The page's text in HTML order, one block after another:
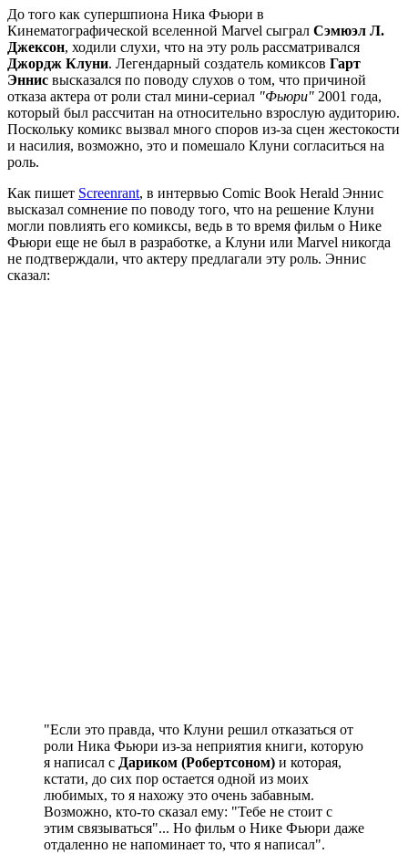
До того как супершпиона Ника Фьюри в
Кинематографической вселенной Marvel сыграл Сэмюэл Л.
Джексон, ходили слухи, что на эту роль рассматривался
Джордж Клуни. Легендарный создатель комиксов Гарт
Эннис высказался по поводу слухов о том, что причиной
отказа актера от роли стал мини-сериал "Фьюри" 2001 года,
который был рассчитан на относительно взрослую аудиторию.
Поскольку комикс вызвал много споров из-за сцен жестокости
и насилия, возможно, это и помешало Клуни согласиться на
роль.
Как пишет Screenrant, в интервью Comic Book Herald Эннис
высказал сомнение по поводу того, что на решение Клуни
могли повлиять его комиксы, ведь в то время фильм о Нике
Фьюри еще не был в разработке, а Клуни или Marvel никогда
не подтверждали, что актеру предлагали эту роль. Эннис
сказал:
"Если это правда, что Клуни решил отказаться от
роли Ника Фьюри из-за неприятия книги, которую
я написал с Дариком (Робертсоном) и которая,
кстати, до сих пор остается одной из моих
любимых, то я нахожу это очень забавным.
Возможно, кто-то сказал ему: "Тебе не стоит с
этим связываться"... Но фильм о Нике Фьюри даже
отдаленно не напоминает то, что я написал".